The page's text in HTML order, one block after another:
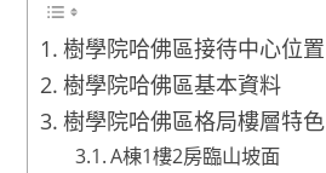
樹學院哈佛區接待中心位置
樹學院哈佛區基本資料
樹學院哈佛區格局樓層特色
A棟1樓2房臨山坡面